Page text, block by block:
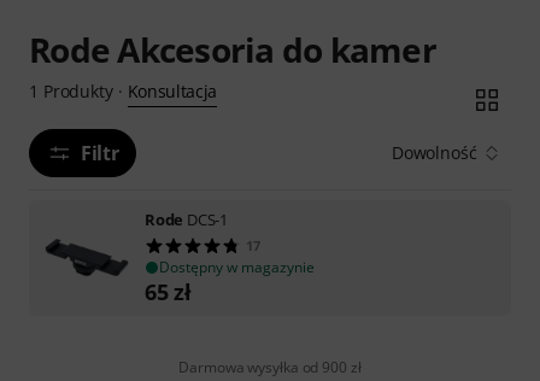
Rode Akcesoria do kamer
1 Produkty· Konsultacja
Filtr Dowolność
Rode DCS-1
17
Dostępny w magazynie
65zł
Darmowa wysyłka od 900 zł